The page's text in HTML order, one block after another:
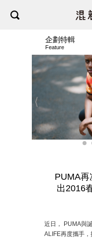
企劃特輯
Feature
⟨
PUMA
出2016
近日， PUMA與
ALIFE再度攜手